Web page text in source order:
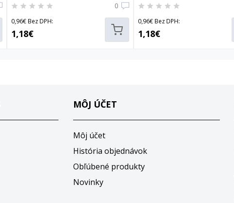
0
0,96€ Bez DPH:
1,18€
0,96€ Bez DPH:
1,18€
MÔJ ÚČET
Môj účet
História objednávok
Obľúbené produkty
Novinky